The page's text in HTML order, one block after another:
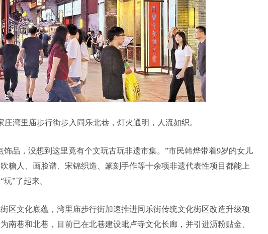
庄湾里庙步行街步入同乐北巷，灯火通明，人流如织。
饰品，没想到这里竟有个文玩古玩非遗市集。”市民韩烨带着9岁的女儿
糖人、画脸谱、宋锦织造、篆刻手作等十余项非遗代表性项目都能上
”了起来。
区文化底蕴，湾里庙步行街加速推进同乐街传统文化街区改造升级项
南巷和北巷，目前已在北巷建设毗卢寺文化长廊，并引进沥粉贴金、